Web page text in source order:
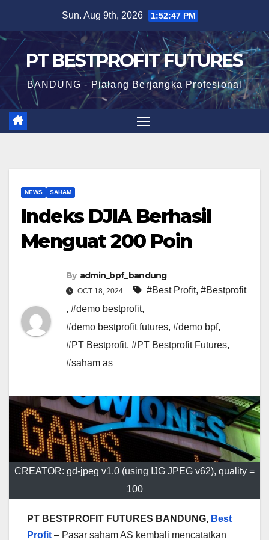
content
Sun. Aug 9th, 2026 1:52:48 PM
PT BESTPROFIT FUTURES
BANDUNG - Pialang Berjangka Profesional
NEWS SAHAM
Indeks DJIA Berhasil
Menguat 200 Poin
By admin_bpf_bandung
OCT 18, 2024 #Best Profit, #Bestprofit
, #demo bestprofit,
#demo bestprofit futures, #demo bpf,
#PT Bestprofit, #PT Bestprofit Futures,
#saham as
CREATOR: gd-jpeg v1.0 (using IJG JPEG v62), quality =
100
PT BESTPROFIT FUTURES BANDUNG, Best
Profit – Pasar saham AS kembali mencatatkan